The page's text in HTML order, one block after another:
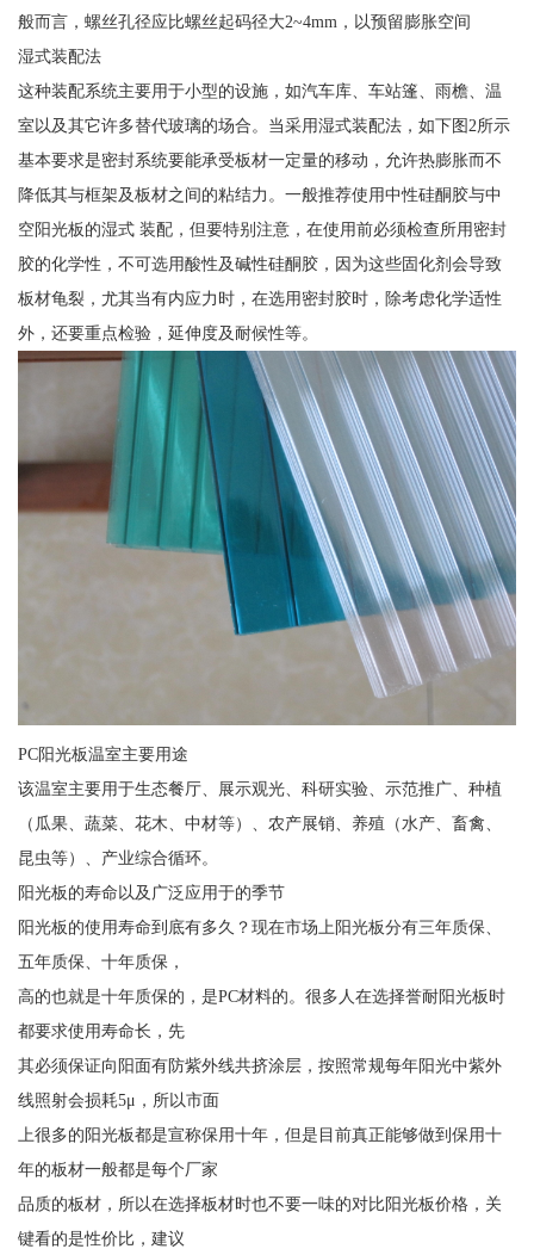
般而言，螺丝孔径应比螺丝起码径大2~4mm，以预留膨胀空间
湿式装配法
这种装配系统主要用于小型的设施，如汽车库、车站篷、雨檐、温
室以及其它许多替代玻璃的场合。当采用湿式装配法，如下图2所示
基本要求是密封系统要能承受板材一定量的移动，允许热膨胀而不
降低其与框架及板材之间的粘结力。一般推荐使用中性硅酮胶与中
空阳光板的湿式 装配，但要特别注意，在使用前必须检查所用密封
胶的化学性，不可选用酸性及碱性硅酮胶，因为这些固化剂会导致
板材龟裂，尤其当有内应力时，在选用密封胶时，除考虑化学适性
外，还要重点检验，延伸度及耐候性等。
PC阳光板温室主要用途
该温室主要用于生态餐厅、展示观光、科研实验、示范推广、种植
（瓜果、蔬菜、花木、中材等）、农产展销、养殖（水产、畜禽、
昆虫等）、产业综合循环。
阳光板的寿命以及广泛应用于的季节
阳光板的使用寿命到底有多久？现在市场上阳光板分有三年质保、
五年质保、十年质保，
高的也就是十年质保的，是PC材料的。很多人在选择誉耐阳光板时
都要求使用寿命长，先
其必须保证向阳面有防紫外线共挤涂层，按照常规每年阳光中紫外
线照射会损耗5μ，所以市面
上很多的阳光板都是宣称保用十年，但是目前真正能够做到保用十
年的板材一般都是每个厂家
品质的板材，所以在选择板材时也不要一味的对比阳光板价格，关
键看的是性价比，建议